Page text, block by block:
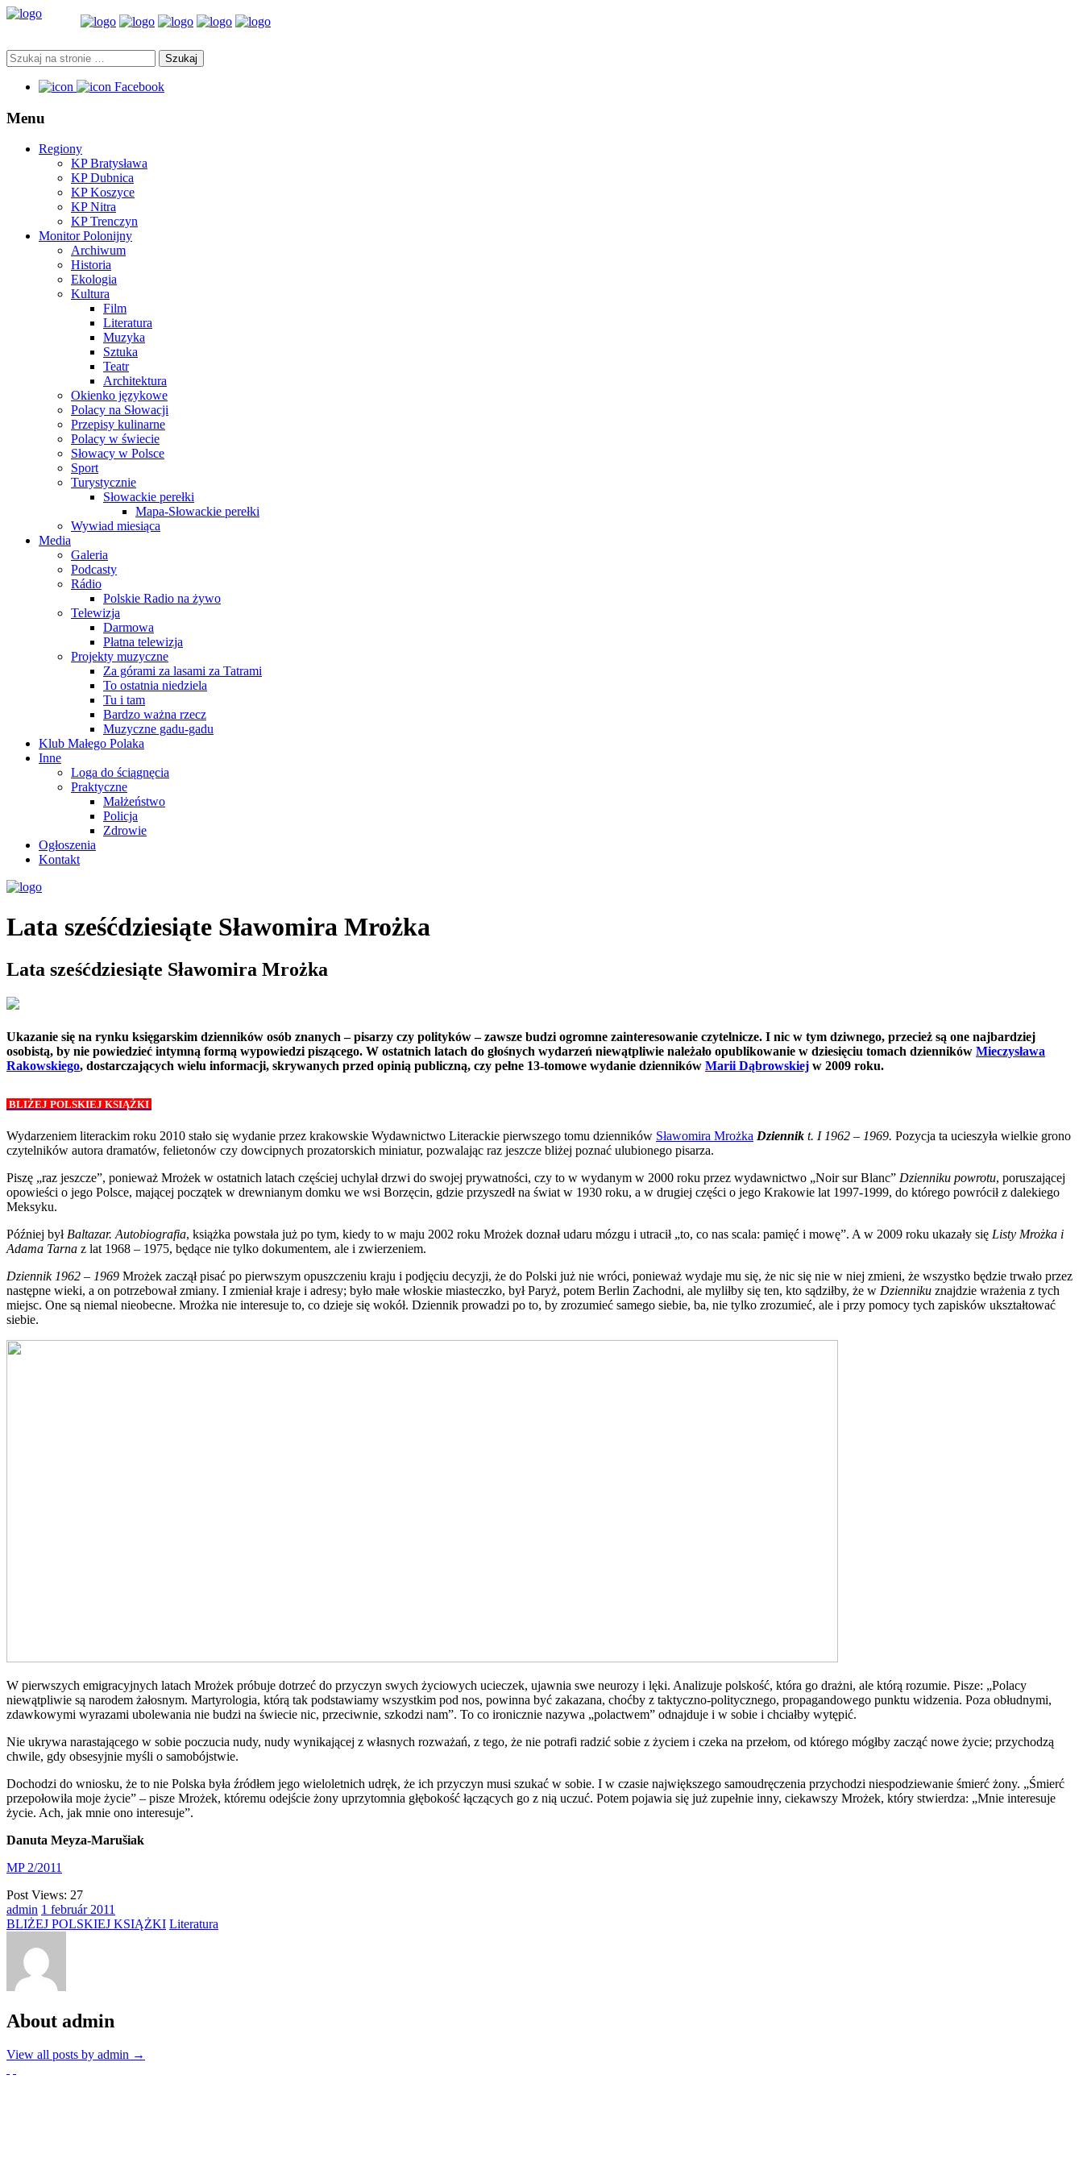
Facebook
Menu
Regiony
KP Bratysława
KP Dubnica
KP Koszyce
KP Nitra
KP Trenczyn
Monitor Polonijny
Archiwum
Historia
Ekologia
Kultura
Film
Literatura
Muzyka
Sztuka
Teatr
Architektura
Okienko językowe
Polacy na Słowacji
Przepisy kulinarne
Polacy w świecie
Słowacy w Polsce
Sport
Turystycznie
Słowackie perełki
Mapa-Słowackie perełki
Wywiad miesiąca
Media
Galeria
Podcasty
Rádio
Polskie Radio na żywo
Telewizja
Darmowa
Płatna telewizja
Projekty muzyczne
Za górami za lasami za Tatrami
To ostatnia niedziela
Tu i tam
Bardzo ważna rzecz
Muzyczne gadu-gadu
Klub Małego Polaka
Inne
Loga do ściągnęcia
Praktyczne
Małżeństwo
Policja
Zdrowie
Ogłoszenia
Kontakt
Lata sześćdziesiąte Sławomira Mrożka
Lata sześćdziesiąte Sławomira Mrożka
Ukazanie się na rynku księgarskim dzienników osób znanych – pisarzy czy polityków – zawsze budzi ogromne zainteresowanie czytelnicze. I nic w tym dziwnego, przecież są one najbardziej
osobistą, by nie powiedzieć intymną formą wypowiedzi piszącego. W ostatnich latach do głośnych wydarzeń niewątpliwie należało opublikowanie w dziesięciu tomach dzienników Mieczysława
Rakowskiego, dostarczających wielu informacji, skrywanych przed opinią publiczną, czy pełne 13-tomowe wydanie dzienników Marii Dąbrowskiej w 2009 roku.
BLIŻEJ POLSKIEJ KSIĄŻKI
Wydarzeniem literackim roku 2010 stało się wydanie przez krakowskie Wydawnictwo Literackie pierwszego tomu dzienników Sławomira Mrożka Dziennik t. I 1962 – 1969. Pozycja ta ucieszyła wielkie grono
czytelników autora dramatów, felietonów czy dowcipnych prozatorskich miniatur, pozwalając raz jeszcze bliżej poznać ulubionego pisarza.
Piszę „raz jeszcze”, ponieważ Mrożek w ostatnich latach częściej uchylał drzwi do swojej prywatności, czy to w wydanym w 2000 roku przez wydawnictwo „Noir sur Blanc” Dzienniku powrotu, poruszającej
opowieści o jego Polsce, mającej początek w drewnianym domku we wsi Borzęcin, gdzie przyszedł na świat w 1930 roku, a w drugiej części o jego Krakowie lat 1997-1999, do którego powrócił z dalekiego
Meksyku.
Później był Baltazar. Autobiografia, książka powstała już po tym, kiedy to w maju 2002 roku Mrożek doznał udaru mózgu i utracił „to, co nas scala: pamięć i mowę”. A w 2009 roku ukazały się Listy Mrożka i
Adama Tarna z lat 1968 – 1975, będące nie tylko dokumentem, ale i zwierzeniem.
Dziennik 1962 – 1969 Mrożek zaczął pisać po pierwszym opuszczeniu kraju i podjęciu decyzji, że do Polski już nie wróci, ponieważ wydaje mu się, że nic się nie w niej zmieni, że wszystko będzie trwało przez
następne wieki, a on potrzebował zmiany. I zmieniał kraje i adresy; było małe włoskie miasteczko, był Paryż, potem Berlin Zachodni, ale myliłby się ten, kto sądziłby, że w Dzienniku znajdzie wrażenia z tych
miejsc. One są niemal nieobecne. Mrożka nie interesuje to, co dzieje się wokół. Dziennik prowadzi po to, by zrozumieć samego siebie, ba, nie tylko zrozumieć, ale i przy pomocy tych zapisków ukształtować
siebie.
W pierwszych emigracyjnych latach Mrożek próbuje dotrzeć do przyczyn swych życiowych ucieczek, ujawnia swe neurozy i lęki. Analizuje polskość, która go drażni, ale którą rozumie. Pisze: „Polacy
niewątpliwie są narodem żałosnym. Martyrologia, którą tak podstawiamy wszystkim pod nos, powinna być zakazana, choćby z taktyczno-politycznego, propagandowego punktu widzenia. Poza obłudnymi,
zdawkowymi wyrazami ubolewania nie budzi na świecie nic, przeciwnie, szkodzi nam”. To co ironicznie nazywa „polactwem” odnajduje i w sobie i chciałby wytępić.
Nie ukrywa narastającego w sobie poczucia nudy, nudy wynikającej z własnych rozważań, z tego, że nie potrafi radzić sobie z życiem i czeka na przełom, od którego mógłby zacząć nowe życie; przychodzą
chwile, gdy obsesyjnie myśli o samobójstwie.
Dochodzi do wniosku, że to nie Polska była źródłem jego wieloletnich udręk, że ich przyczyn musi szukać w sobie. I w czasie największego samoudręczenia przychodzi niespodziewanie śmierć żony. „Śmierć
przepołowiła moje życie” – pisze Mrożek, któremu odejście żony uprzytomnia głębokość łączących go z nią uczuć. Potem pojawia się już zupełnie inny, ciekawszy Mrożek, który stwierdza: „Mnie interesuje
życie. Ach, jak mnie ono interesuje”.
Danuta Meyza-Marušiak
MP 2/2011
Post Views: 27
admin 1 február 2011
BLIŻEJ POLSKIEJ KSIĄŻKI Literatura
About admin
View all posts by admin →